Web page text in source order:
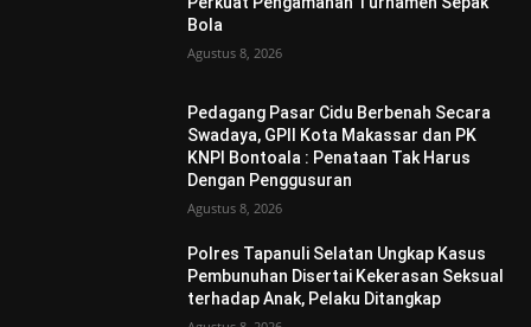
Bola
Agustus 8, 2026
Pedagang Pasar Cidu Berbenah Secara
Swadaya, GPII Kota Makassar dan PK
KNPI Bontoala : Penataan Tak Harus
Dengan Penggusuran
Agustus 8, 2026
Polres Tapanuli Selatan Ungkap Kasus
Pembunuhan Disertai Kekerasan Seksual
terhadap Anak, Pelaku Ditangkap